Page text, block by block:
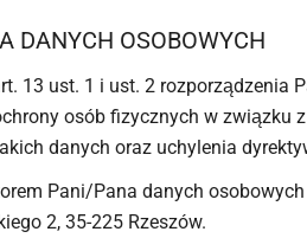
DANYCH OSOBOWYCH
13 ust. 1 i ust. 2 rozporządzenia
osób fizycznych w związku
danych oraz uchylenia
Pani/Pana danych
2, 35-225 Rzeszów.